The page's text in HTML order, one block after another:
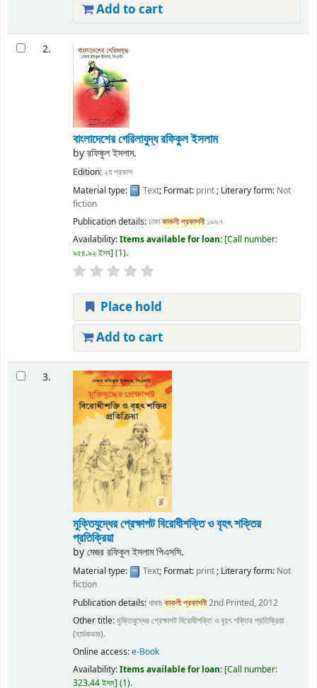
Add to cart
2.
বাংলাদেশের গেরিলাযুদ্ধরফিকুল ইসলাম
byরফিকুল ইসলাম.
Edition: ২য় প্রকাশ
Material type:
Text; Format: print; Literary form: Not
fiction
Publication details:ঢাকাকাকলীপ্রকাশনী ১৯৯৭
Availability:Items available for loan: Call number:
৯৫৪.৯২ ইসব (1).
Place hold
Add to cart
3.
মুক্তিযুদ্ধের প্রেক্ষাপট বিরোধীশক্তি ও বৃহৎ শক্তির
প্রতিক্রিয়া
byমেজর রফিকুল ইসলাম পিএসসি.
Material type: Text; Format: print; Literary form: Not
fiction
Publication details:ধাকাঃকাকলীপ্রকাশনী2nd Printed, 2012
Other title:মুক্তিযুদ্ধের প্রেক্ষাপট বিরোধীশক্তি ও বৃহৎ শক্তির প্রতিক্রিয়া
(হার্ডকভার).
Online access:e-Book
Availability:Items available for loan: Call number:
323.44 ইসম (1).